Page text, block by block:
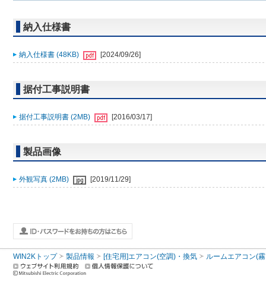
納入仕様書
納入仕様書 (48KB) [2024/09/26]
据付工事説明書
据付工事説明書 (2MB) [2016/03/17]
製品画像
外観写真 (2MB) [2019/11/29]
WIN2Kトップ 製品情報 [住宅用]エアコン(空調)・換気 ルームエアコン(